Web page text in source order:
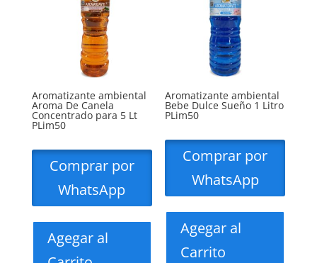
Aromatizante ambiental
Aroma De Canela
Concentrado para 5 Lt
PLim50
Comprar por
WhatsApp
Agegar al
Aromatizante ambiental
Bebe Dulce Sueño 1 Litro
PLim50
Comprar por
WhatsApp
Agegar al
Carrito